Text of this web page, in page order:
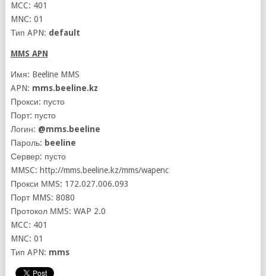
MCC: 401
MNC: 01
Тип APN: default
MMS APN
Имя: Beeline MMS
APN: mms.beeline.kz
Прокси: пусто
Порт: пусто
Логин: @mms.beeline
Пароль: beeline
Сервер: пусто
MMSC: httр://mms.beeline.kz/mms/wapenc
Прокси ММS: 172.027.006.093
Порт MMS: 8080
Протокол ММS: WAP 2.0
MCC: 401
MNC: 01
Тип APN: mms